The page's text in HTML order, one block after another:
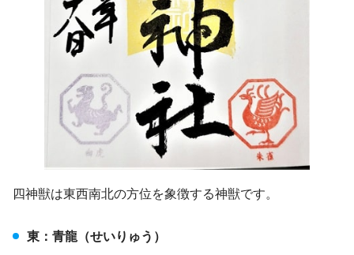
四神獣は東西南北の方位を象徴する神獣です。
東：青龍（せいりゅう）